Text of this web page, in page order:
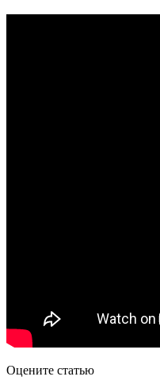
Оцените статью